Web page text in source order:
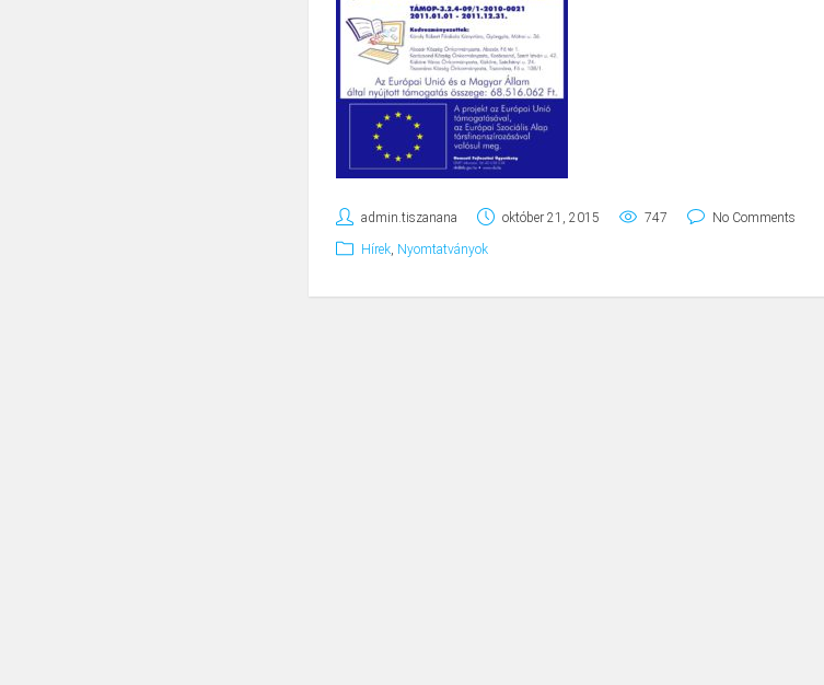
admin.tiszanana október 21, 2015 747 No Comments
Hírek, Nyomtatványok